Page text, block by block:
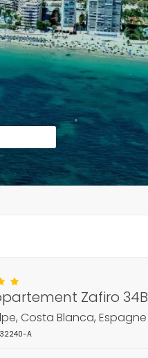
Zafiro 34B
Costa Blanca, Espagne
A